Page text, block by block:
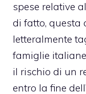
spese relative
di fatto, questa
letteralmente
famiglie
il rischio di un
entro la fine